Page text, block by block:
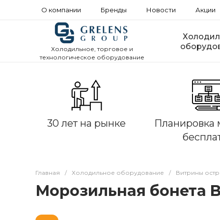
О компании Бренды Новости Акции
Холодильное, торговое и
технологическое оборудование
30 лет на рынке
Планировка
Главная / Холодильное оборудование / Витрины
Морозильная бонета